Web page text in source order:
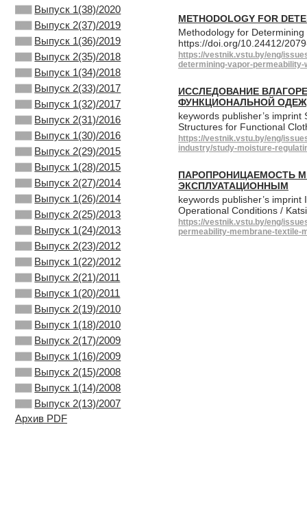
Выпуск 1(38)/2020
Выпуск 2(37)/2019
Выпуск 1(36)/2019
Выпуск 2(35)/2018
Выпуск 1(34)/2018
Выпуск 2(33)/2017
Выпуск 1(32)/2017
Выпуск 2(31)/2016
Выпуск 1(30)/2016
Выпуск 2(29)/2015
Выпуск 1(28)/2015
Выпуск 2(27)/2014
Выпуск 1(26)/2014
Выпуск 2(25)/2013
Выпуск 1(24)/2013
Выпуск 2(23)/2012
Выпуск 1(22)/2012
Выпуск 2(21)/2011
Выпуск 1(20)/2011
Выпуск 2(19)/2010
Выпуск 1(18)/2010
Выпуск 2(17)/2009
Выпуск 1(16)/2009
Выпуск 2(15)/2008
Выпуск 1(14)/2008
Выпуск 2(13)/2007
Архив PDF
METHODOLOGY FOR
Methodology for
https://doi.org/10.24412/
https://vestnik.vstu.by/eng/
determining-vapor-
ИССЛЕДОВАНИЕ
ФУНКЦИОНАЛЬНОЙ
keywords publisher’s
Structures for Functional
https://vestnik.vstu.by/eng/
industry/study-moisture-
ПАРОПРОНИЦАЕМОСТЬ
ЭКСПЛУАТАЦИОННЫМ
keywords publisher’s
Operational Conditions /
https://vestnik.vstu.by/eng/
permeability-membrane-textile-